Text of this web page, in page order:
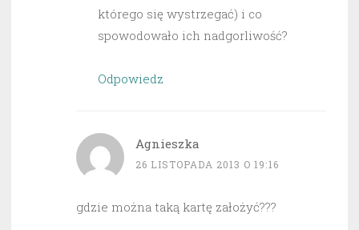
którego się wystrzegać) i co
spowodowało ich nadgorliwość?
Odpowiedz
Agnieszka
26 LISTOPADA 2013 O 19:16
gdzie można taką kartę założyć???